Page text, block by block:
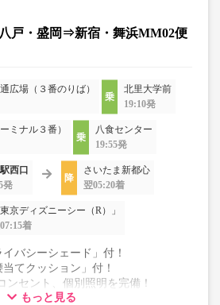
戸・盛岡⇒新宿・舞浜MM02便
広場（３番のりば）
北里大学前
19:10発
ミナル３番）
八食センター
19:55発
西口
発
さいたま新都心
翌05:20着
東京ディズニーシー（R）」
着
バシーシェード」付！
てクッション」付！
ンセント、個別照明を完備！
イルス》車内コーティング施工車両
もっと見る